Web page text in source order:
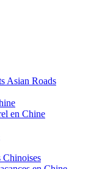
Asian Roads
en Chine
Chinoises